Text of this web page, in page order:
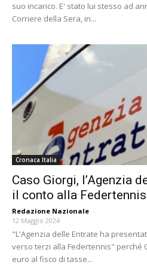
suo incarico. E' stato lui stesso ad
Corriere della Sera, in...
Cronaca Italia
Caso Giorgi, l’Agenzia
il conto alla Federtennis
Redazione Nazionale -
12 Maggio 2024
"L'Agenzia delle Entrate ha
verso terzi alla Federtennis" perché
euro al fisco di tasse...